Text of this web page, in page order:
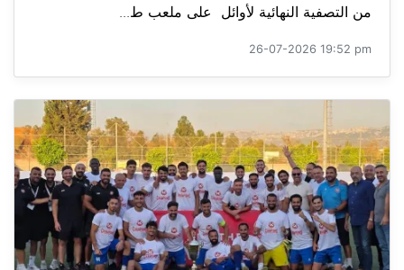
من التصفية النهائية لأوائل على ملعب ط...
26-07-2026 19:52 pm